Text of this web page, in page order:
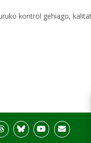
kontrol gehiago,